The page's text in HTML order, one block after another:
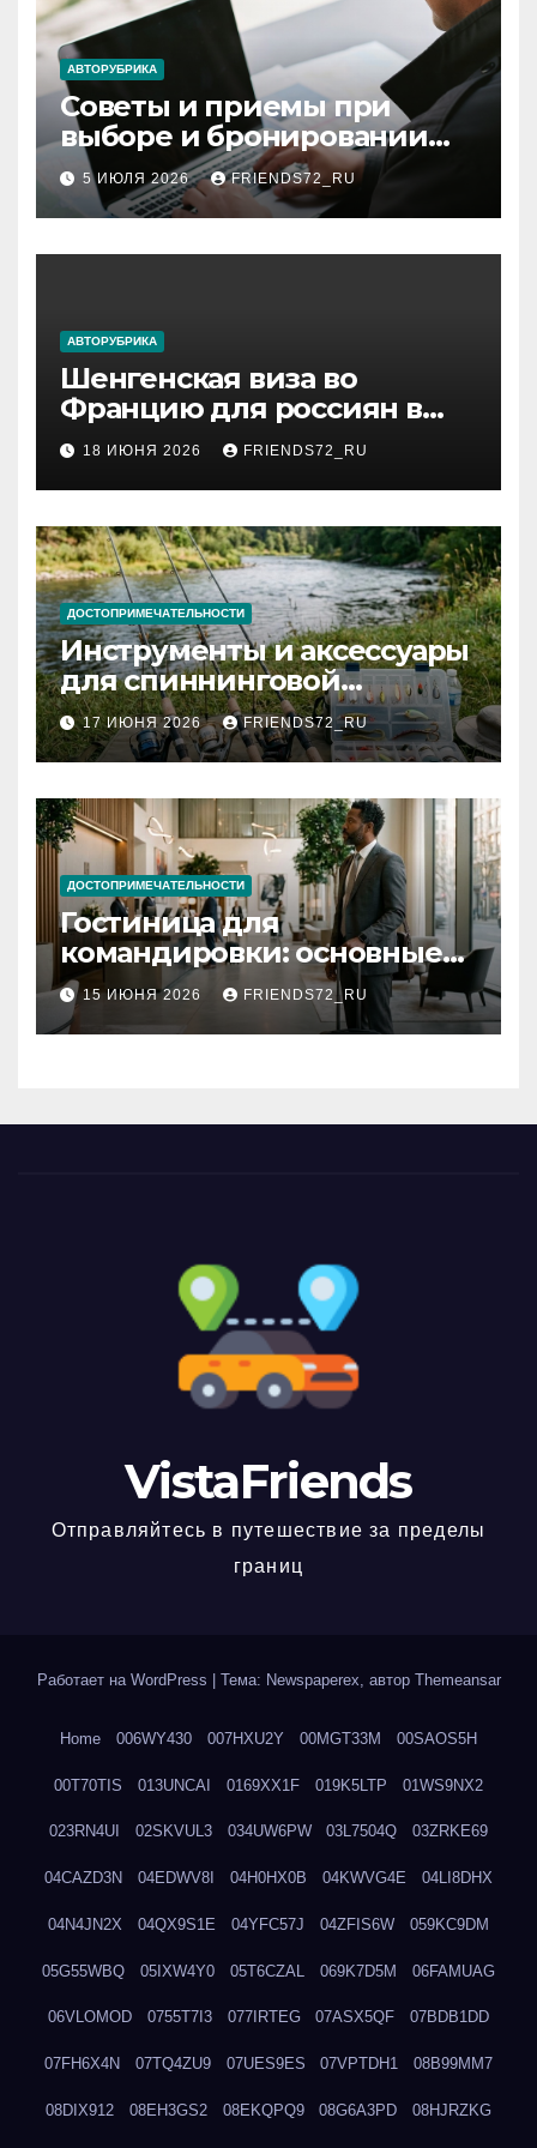
АВТОРУБРИКА
Советы и приемы при
выборе и бронировании
авиабилетов
5 ИЮЛЯ 2026 FRIENDS72_RU
АВТОРУБРИКА
Шенгенская виза во
Францию для россиян в
2026 году: сроки от 3 дней
и список необходимых
документов
18 ИЮНЯ 2026 FRIENDS72_RU
ДОСТОПРИМЕЧАТЕЛЬНОСТИ
Инструменты и аксессуары
для спиннинговой
рыбалки: назначение и
типы
17 ИЮНЯ 2026 FRIENDS72_RU
ДОСТОПРИМЕЧАТЕЛЬНОСТИ
Гостиница для
командировки: основные
критерии выбора
15 ИЮНЯ 2026 FRIENDS72_RU
VistaFriends
Отправляйтесь в путешествие за пределы
границ
Работает на WordPress Тема: Newspaperex, автор Themeansar
Home 006WY430 007HXU2Y 00MGT33M 00SAOS5H
00T70TIS 013UNCAI 0169XX1F 019K5LTP 01WS9NX2
023RN4UI 02SKVUL3 034UW6PW 03L7504Q 03ZRKE69
04CAZD3N 04EDWV8I 04H0HX0B 04KWVG4E 04LI8DHX
04N4JN2X 04QX9S1E 04YFC57J 04ZFIS6W 059KC9DM
05G55WBQ 05IXW4Y0 05T6CZAL 069K7D5M 06FAMUAG
06VLOMOD 0755T7I3 077IRTEG 07ASX5QF 07BDB1DD
07FH6X4N 07TQ4ZU9 07UES9ES 07VPTDH1 08B99MM7
08DIX912 08EH3GS2 08EKQPQ9 08G6A3PD 08HJRZKG